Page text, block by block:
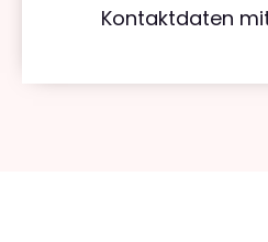
Kontaktdaten